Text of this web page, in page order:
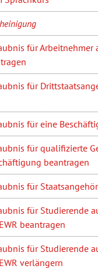
für Arbeitnehmer
für
für eine
für qualifizierte
beantragen
für
für Studierende
beantragen
für Studierende
verlängern